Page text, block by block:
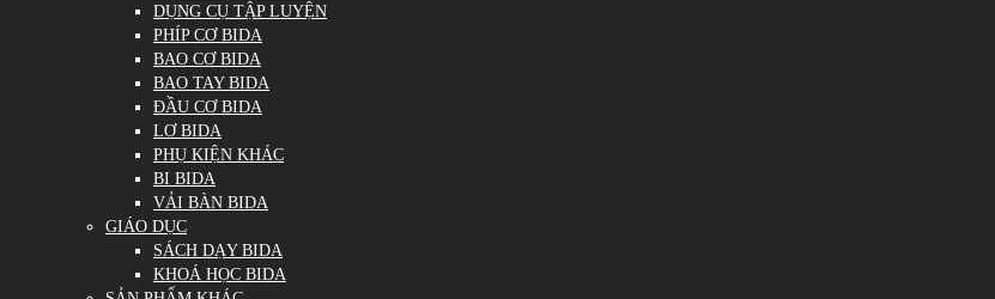
DỤNG CỤ TẬP LUYỆN
PHÍP CƠ BIDA
BAO CƠ BIDA
BAO TAY BIDA
ĐẦU CƠ BIDA
LƠ BIDA
PHỤ KIỆN KHÁC
BI BIDA
VẢI BÀN BIDA
GIÁO DỤC
SÁCH DẠY BIDA
KHOÁ HỌC BIDA